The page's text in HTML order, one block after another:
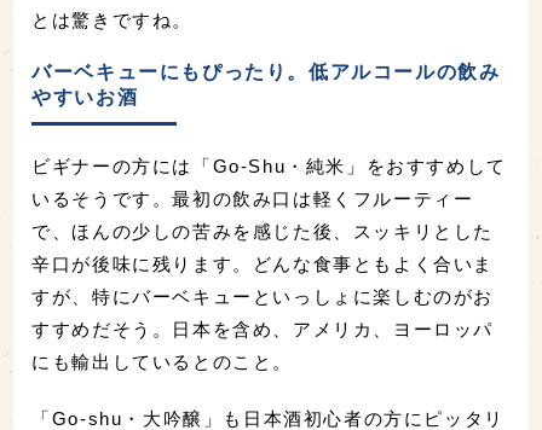
とは驚きですね。
バーベキューにもぴったり。低アルコールの飲み
やすいお酒
ビギナーの方には「Go-Shu・純米」をおすすめして
いるそうです。最初の飲み口は軽くフルーティー
で、ほんの少しの苦みを感じた後、スッキリとした
辛口が後味に残ります。どんな食事ともよく合いま
すが、特にバーベキューといっしょに楽しむのがお
すすめだそう。日本を含め、アメリカ、ヨーロッパ
にも輸出しているとのこと。
「Go-shu・大吟醸」も日本酒初心者の方にピッタリ